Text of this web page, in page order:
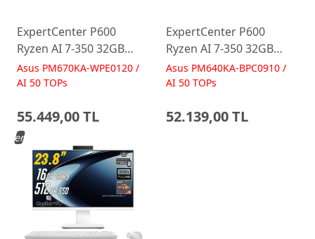
ExpertCenter P600
Ryzen AI 7-350 32GB
512GB 27 FreeDos Beyaz
AI-Powered AIO
Asus PM670KA-WPE0120 /
AI 50 TOPs
55.449,00 TL
ExpertCenter P600
Ryzen AI 7-350 32GB
512GB 23.8 FreeDos
Siyah AI-Powered AIO
Asus PM640KA-BPC0910 /
AI 50 TOPs
52.139,00 TL
Yeni